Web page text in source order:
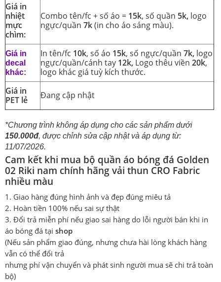
Giá in
nhiệt
mực
chìm:
Combo tên/fc + số áo = 15k, số quần 5k, logo
ngực/quần 7k(in cho áo sáng màu).
Giá in
decal
khác:
In tên/fc 10k, số áo 15k, số ngực/quần 7k, logo
ngực/quần/cánh tay 12k, Logo thêu viền 20k,
logo khác giá tuỳ kích thước.
Giá in
PET lẻ
Đang cập nhật
*Chương trình không áp dụng cho các sản phẩm dưới
150.000đ, được chỉnh sửa cập nhật và áp dụng từ:
11/07/2026.
Cam kết khi mua bộ quần áo bóng đá Golden
02 Riki nam chính hãng vải thun CRO Fabric
nhiều màu
Giao hàng đúng hình ảnh và đẹp đúng miêu tả
Hoàn tiền 100% nếu sai sự thật
Đổi trả miễn phí nếu giao sai hàng do lỗi người bán khi in
áo bóng đá tại shop
(Nếu sản phẩm giao đúng, nhưng chưa hài lòng khách hàng
vẫn có thể đổi trả
nhưng phí vận chuyển và phát sinh người mua sẽ chi trả toàn
bộ)